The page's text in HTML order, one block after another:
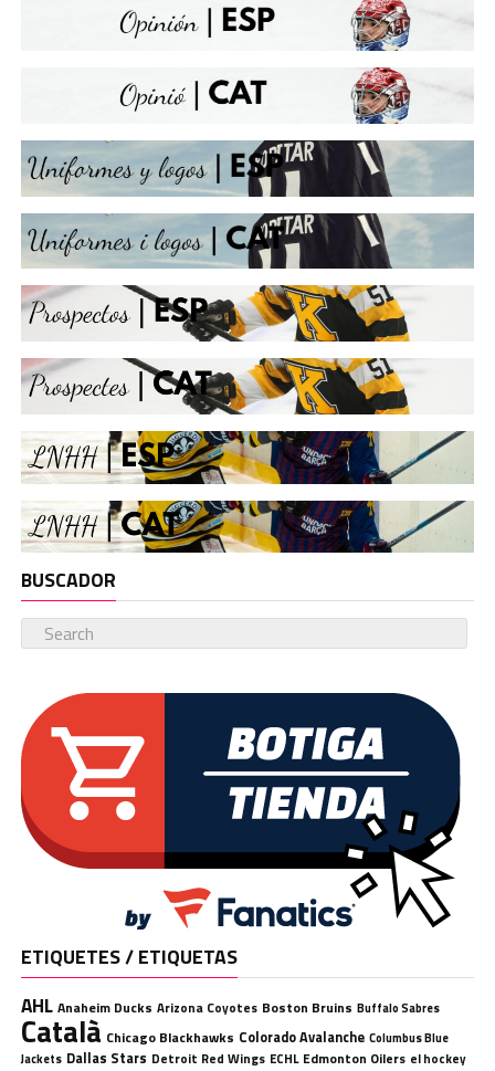
BUSCADOR
ETIQUETES / ETIQUETAS
AHL Anaheim Ducks Arizona Coyotes Boston Bruins Buffalo Sabres
Català Chicago Blackhawks Colorado Avalanche Columbus Blue
Jackets Dallas Stars Detroit Red Wings ECHL Edmonton Oilers el hockey